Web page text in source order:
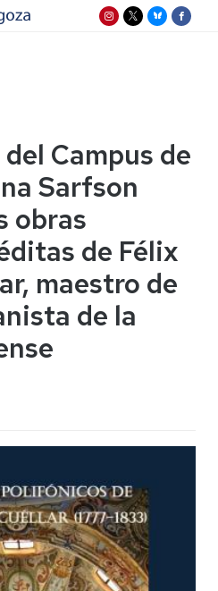
Campus de
Sarfson
obras
de Félix
maestro de
de la